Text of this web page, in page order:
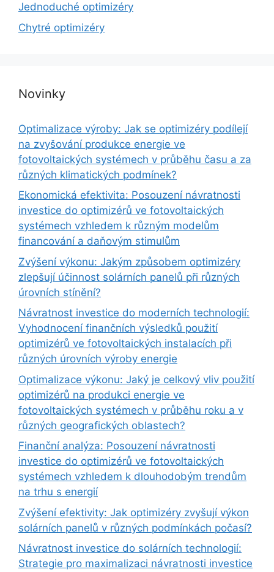
Jednoduché optimizéry
Chytré optimizéry
Novinky
Optimalizace výroby: Jak se optimizéry podílejí
na zvyšování produkce energie ve
fotovoltaických systémech v průběhu času a za
různých klimatických podmínek?
Ekonomická efektivita: Posouzení návratnosti
investice do optimizérů ve fotovoltaických
systémech vzhledem k různým modelům
financování a daňovým stimulům
Zvýšení výkonu: Jakým způsobem optimizéry
zlepšují účinnost solárních panelů při různých
úrovních stínění?
Návratnost investice do moderních technologií:
Vyhodnocení finančních výsledků použití
optimizérů ve fotovoltaických instalacích při
různých úrovních výroby energie
Optimalizace výkonu: Jaký je celkový vliv použití
optimizérů na produkci energie ve
fotovoltaických systémech v průběhu roku a v
různých geografických oblastech?
Finanční analýza: Posouzení návratnosti
investice do optimizérů ve fotovoltaických
systémech vzhledem k dlouhodobým trendům
na trhu s energií
Zvýšení efektivity: Jak optimizéry zvyšují výkon
solárních panelů v různých podmínkách počasí?
Návratnost investice do solárních technologií:
Strategie pro maximalizaci návratnosti investice